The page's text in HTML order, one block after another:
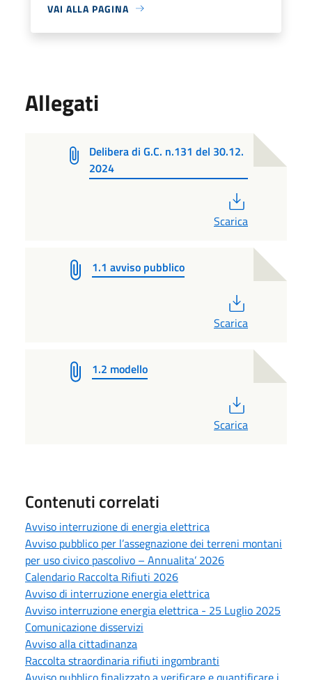
VAI ALLA PAGINA
Allegati
Delibera di G.C. n.131 del 30.12.
2024
Scarica
1.1 avviso pubblico
Scarica
1.2 modello
Scarica
Contenuti correlati
Avviso interruzione di energia elettrica
Avviso pubblico per l’assegnazione dei terreni montani
per uso civico pascolivo – Annualita’ 2026
Calendario Raccolta Rifiuti 2026
Avviso di interruzione energia elettrica
Avviso interruzione energia elettrica - 25 Luglio 2025
Comunicazione disservizi
Avviso alla cittadinanza
Raccolta straordinaria rifiuti ingombranti